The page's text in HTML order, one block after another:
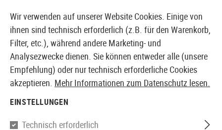
EUROPÄISCHER AIRSOFT SHOP & GROßHÄNDLER
Z-Tactical
Wir verwenden auf unserer Website Cookies. Einige von
ihnen sind technisch erforderlich (z.B. für den Warenkorb,
Filter, etc.), während andere Marketing- und
Analysezwecke dienen. Sie können entweder alle (unsere
Empfehlung) oder nur technisch erforderliche Cookies
akzeptieren. Mehr Informationen zum Datenschutz lesen.
EINSTELLUNGEN
Technisch erforderlich